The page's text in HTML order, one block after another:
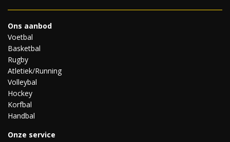
Ons aanbod
Voetbal
Basketbal
Rugby
Atletiek/Running
Volleybal
Hockey
Korfbal
Handbal
Onze service